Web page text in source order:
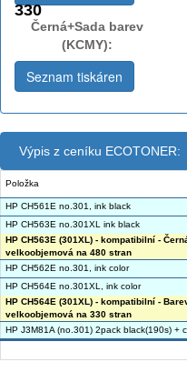
330
Černá+Sada barev
(KCMY):
Seznam tiskáren
Výpis z ceníku ECOTONER:
Položka
HP CH561E no.301, ink black
HP CH563E no.301XL ink black
HP CH563E (301XL) - kompatibilní -
velkoobjemová na 480 stran
HP CH562E no.301, ink color
HP CH564E no.301XL, ink color
HP CH564E (301XL) - kompatibilní -
velkoobjemová na 330 stran
HP J3M81A (no.301) 2pack black(190s) +